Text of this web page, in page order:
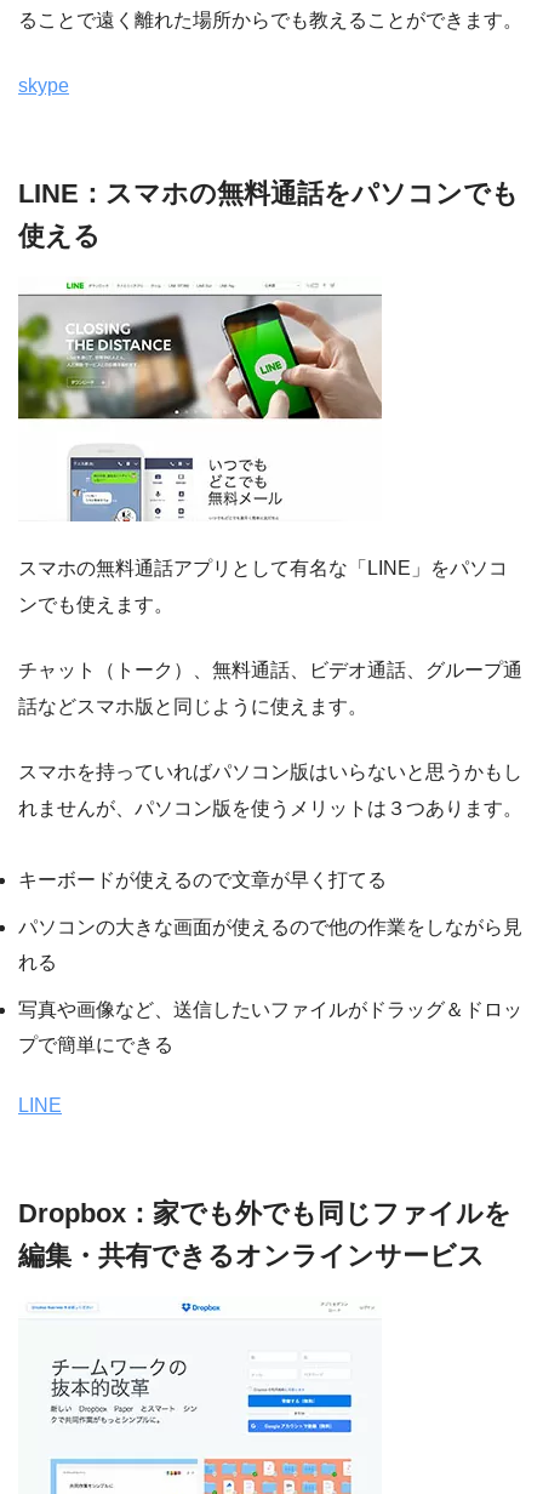
ることで遠く離れた場所からでも教えることができます。
skype
LINE：スマホの無料通話をパソコンでも
使える
スマホの無料通話アプリとして有名な「LINE」をパソコ
ンでも使えます。
チャット（トーク）、無料通話、ビデオ通話、グループ通
話などスマホ版と同じように使えます。
スマホを持っていればパソコン版はいらないと思うかもし
れませんが、パソコン版を使うメリットは３つあります。
キーボードが使えるので文章が早く打てる
パソコンの大きな画面が使えるので他の作業をしながら見
れる
写真や画像など、送信したいファイルがドラッグ＆ドロッ
プで簡単にできる
LINE
Dropbox：家でも外でも同じファイルを
編集・共有できるオンラインサービス